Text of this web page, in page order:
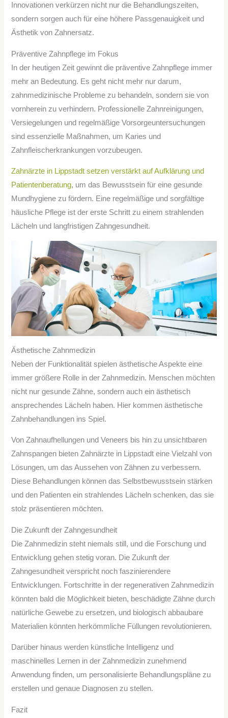
Innovationen verkürzen nicht nur die Behandlungszeiten,
sondern sorgen auch für eine höhere Passgenauigkeit und
Ästhetik von Zahnersatz.
Präventive Zahnpflege im Fokus
In der heutigen Zeit gewinnt die präventive Zahnpflege immer
mehr an Bedeutung. Es geht nicht mehr nur darum,
zahnmedizinische Probleme zu behandeln, sondern sie von
vornherein zu verhindern. Professionelle Zahnreinigungen,
Versiegelungen und regelmäßige Vorsorgeuntersuchungen
sind essenzielle Maßnahmen, um Karies und
Zahnfleischerkrankungen vorzubeugen.
Zahnärzte in Lippstadt setzen verstärkt auf Aufklärung und
Patientenberatung, um das Bewusstsein für eine gesunde
Mundhygiene zu fördern. Eine regelmäßige und sorgfältige
häusliche Pflege ist der erste Schritt zu einem strahlenden
Lächeln und langfristigen Zahngesundheit.
Ästhetische Zahnmedizin
Neben der Funktionalität spielen ästhetische Aspekte eine
immer größere Rolle in der Zahnmedizin. Menschen möchten
nicht nur gesunde Zähne, sondern auch ein ästhetisch
ansprechendes Lächeln haben. Hier kommen ästhetische
Zahnbehandlungen ins Spiel.
Von Zahnaufhellungen und Veneers bis hin zu unsichtbaren
Zahnspangen bieten Zahnärzte in Lippstadt eine Vielzahl von
Lösungen, um das Aussehen von Zähnen zu verbessern.
Diese Behandlungen können das Selbstbewusstsein stärken
und den Patienten ein strahlendes Lächeln schenken, das sie
stolz präsentieren möchten.
Die Zukunft der Zahngesundheit
Die Zahnmedizin steht niemals still, und die Forschung und
Entwicklung gehen stetig voran. Die Zukunft der
Zahngesundheit verspricht noch faszinierendere
Entwicklungen. Fortschritte in der regenerativen Zahnmedizin
könnten bald die Möglichkeit bieten, beschädigte Zähne durch
natürliche Gewebe zu ersetzen, und biologisch abbaubare
Materialien könnten herkömmliche Füllungen revolutionieren.
Darüber hinaus werden künstliche Intelligenz und
maschinelles Lernen in der Zahnmedizin zunehmend
Anwendung finden, um personalisierte Behandlungspläne zu
erstellen und genaue Diagnosen zu stellen.
Fazit